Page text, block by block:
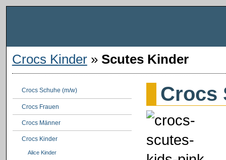
Crocs Kinder» Scutes Kinder
Crocs Schuhe (m/w)
Crocs Frauen
Crocs Männer
Crocs Kinder
Alice Kinder
Crocs